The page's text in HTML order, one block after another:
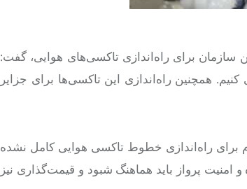
سازمان برای راه‌اندازی تاکسی‌های هوایی، گفت:
کنیم. همچنین راه‌اندازی این تاکسی‌ها برای جزایر
برای راه‌اندازی خطوط تاکسی هوایی کامل نشده
باشند. فرودگاه و امنیت پرواز باید هماهنگ شبود و قیمت‌گذاری نیز